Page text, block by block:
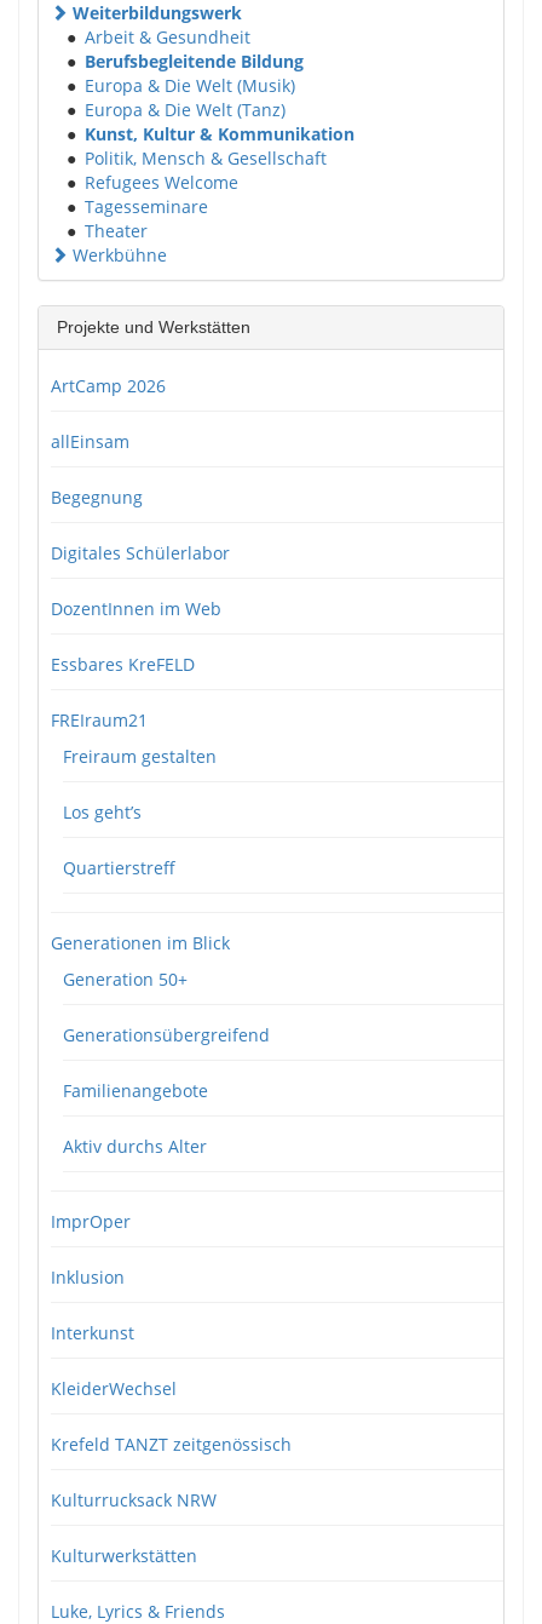
Weiterbildungswerk
● Arbeit & Gesundheit
● Berufsbegleitende Bildung
● Europa & Die Welt (Musik)
● Europa & Die Welt (Tanz)
● Kunst, Kultur & Kommunikation
● Politik, Mensch & Gesellschaft
● Refugees Welcome
● Tagesseminare
● Theater
Werkbühne
Projekte und Werkstätten
ArtCamp 2026
allEinsam
Begegnung
Digitales Schülerlabor
DozentInnen im Web
Essbares KreFELD
FREIraum21
Freiraum gestalten
Los geht’s
Quartierstreff
Generationen im Blick
Generation 50+
Generationsübergreifend
Familienangebote
Aktiv durchs Alter
ImprOper
Inklusion
Interkunst
KleiderWechsel
Krefeld TANZT zeitgenössisch
Kulturrucksack NRW
Kulturwerkstätten
Luke, Lyrics & Friends